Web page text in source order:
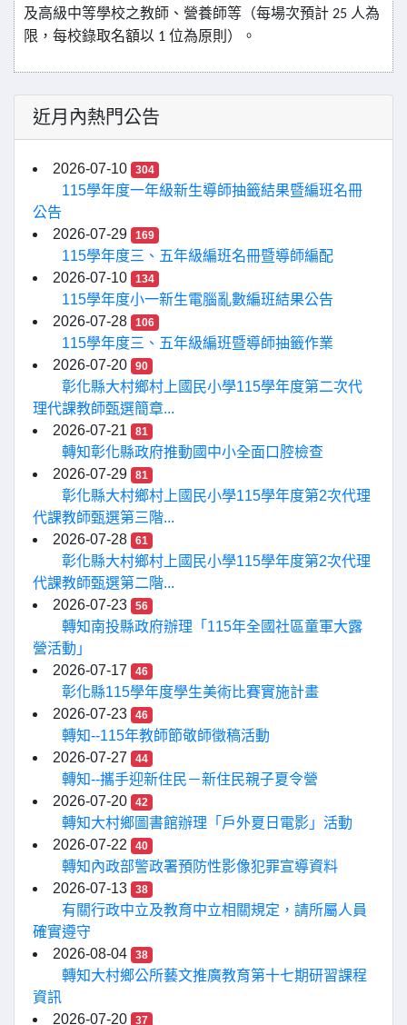
及高級中等學校之教師、營養師等（每場次預計 25 人為
限，每校錄取名額以 1 位為原則）。
近月內熱門公告
2026-07-10 304
115學年度一年級新生導師抽籤結果暨編班名冊
公告
2026-07-29
169
115學年度三、五年級編班名冊暨導師編配
2026-07-10
134
115學年度小一新生電腦亂數編班結果公告
2026-07-28
106
115學年度三、五年級編班暨導師抽籤作業
2026-07-20
90
彰化縣大村鄉村上國民小學115學年度第二次代
理代課教師甄選簡章...
2026-07-21
81
轉知彰化縣政府推動國中小全面口腔檢查
2026-07-29
81
彰化縣大村鄉村上國民小學115學年度第2次代理
代課教師甄選第三階...
2026-07-28
61
彰化縣大村鄉村上國民小學115學年度第2次代理
代課教師甄選第二階...
2026-07-23
56
轉知南投縣政府辦理「115年全國社區童軍大露
營活動」
2026-07-17
46
彰化縣115學年度學生美術比賽實施計畫
2026-07-23
46
轉知--115年教師節敬師徵稿活動
2026-07-27
44
轉知--攜手迎新住民－新住民親子夏令營
2026-07-20
42
轉知大村鄉圖書館辦理「戶外夏日電影」活動
2026-07-22
40
轉知內政部警政署預防性影像犯罪宣導資料
2026-07-13
38
有關行政中立及教育中立相關規定，請所屬人員
確實遵守
2026-08-04
38
轉知大村鄉公所藝文推廣教育第十七期研習課程
資訊
2026-07-20
37